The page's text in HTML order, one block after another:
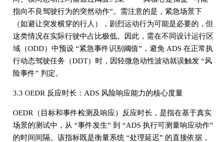
指向不良驾驶行为的突然动作”。需注意的是，紧急场景下
（如避让突发横穿的行人），剧烈运动行为可能是必要的，但
这类情况在实际行驶中占比极低。因此，需在不同设计运行区
域（ODD）中预设 “紧急事件识别阈值”，避免 ADS 在正常执
行动态驾驶任务（DDT）时，因轻微急动性波动就误触发 “风
险事件” 判定。
3.3 OEDR 反应时长：ADS 风险响应能力的核心度量
OEDR（目标和事件检测及响应）反应时长，是指在基于真实
场景的测试中，从 “事件发生” 到 “ADS 执行可测量响应动作”
的时间间隔。该指标既是衡量系统 “处理延迟” 的直接依据，